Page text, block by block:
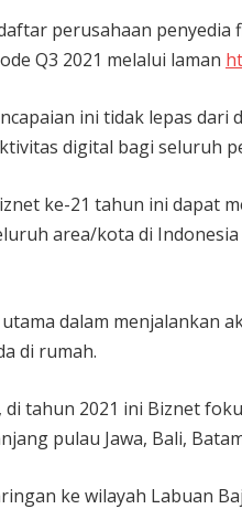
perusahaan
Q3 2021 melalui laman
ini tidak lepas
digital bagi seluruh
ke-21 tahun ini
area/kota di
dalam menjalankan
di rumah.
tahun 2021 ini Biznet
pulau Jawa, Bali,
ke wilayah Labuan